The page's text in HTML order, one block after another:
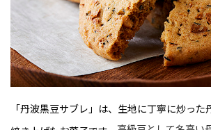
「丹波黒豆サブレ」は、生地に丁寧に炒った